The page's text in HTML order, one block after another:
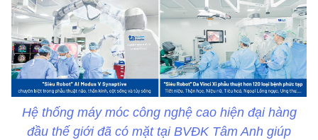
Hệ thống máy móc công nghệ cao hiện đại hàng
đầu thế giới đã có mặt tại BVĐK Tâm Anh giúp